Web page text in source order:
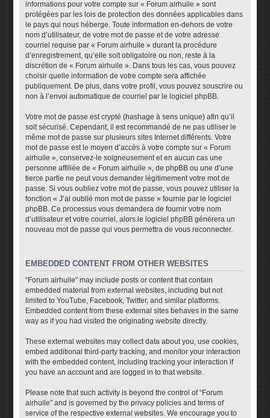
informations pour votre compte sur « Forum airhuile » sont
protégées par les lois de protection des données applicables dans
le pays qui nous héberge. Toute information en-dehors de votre
nom d’utilisateur, de votre mot de passe et de votre adresse
courriel requise par « Forum airhuile » durant la procédure
d’enregistrement, qu’elle soit obligatoire ou non, reste à la
discrétion de « Forum airhuile ». Dans tous les cas, vous pouvez
choisir quelle information de votre compte sera affichée
publiquement. De plus, dans votre profil, vous pouvez souscrire ou
non à l’envoi automatique de courriel par le logiciel phpBB.
Votre mot de passe est crypté (hashage à sens unique) afin qu’il
soit sécurisé. Cependant, il est recommandé de ne pas utiliser le
même mot de passe sur plusieurs sites Internet différents. Votre
mot de passe est le moyen d’accès à votre compte sur « Forum
airhuile », conservez-le soigneusement et en aucun cas une
personne affiliée de « Forum airhuile », de phpBB ou une d’une
tierce partie ne peut vous demander légitimement votre mot de
passe. Si vous oubliez votre mot de passe, vous pouvez utiliser la
fonction « J’ai oublié mon mot de passe » fournie par le logiciel
phpBB. Ce processus vous demandera de fournir votre nom
d’utilisateur et votre courriel, alors le logiciel phpBB générera un
nouveau mot de passe qui vous permettra de vous reconnecter.
EMBEDDED CONTENT FROM OTHER WEBSITES
“Forum airhuile” may include posts or content that contain
embedded material from external websites, including but not
limited to YouTube, Facebook, Twitter, and similar platforms.
Embedded content from these external sites behaves in the same
way as if you had visited the originating website directly.
These external websites may collect data about you, use cookies,
embed additional third-party tracking, and monitor your interaction
with the embedded content, including tracking your interaction if
you have an account and are logged in to that website.
Please note that such activity is beyond the control of “Forum
airhuile” and is governed by the privacy policies and terms of
service of the respective external websites. We encourage you to